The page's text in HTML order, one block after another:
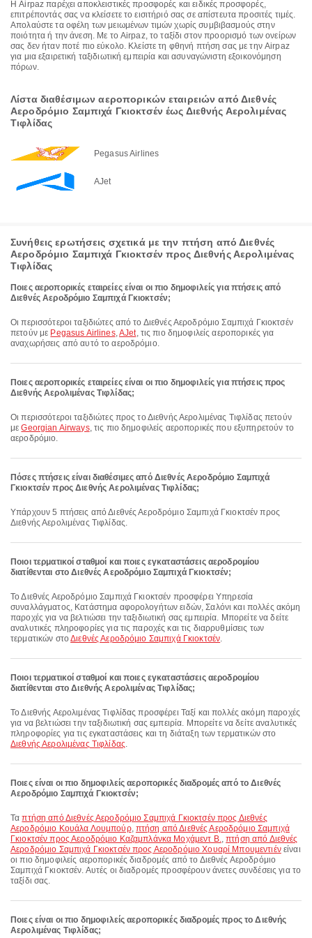
Η Airpaz παρέχει αποκλειστικές προσφορές και ειδικές προσφορές,
επιτρέποντάς σας να κλείσετε το εισιτήριό σας σε απίστευτα προσιτές τιμές.
Απολαύστε τα οφέλη των μειωμένων τιμών χωρίς συμβιβασμούς στην
ποιότητα ή την άνεση. Με το Airpaz, το ταξίδι στον προορισμό των ονείρων
σας δεν ήταν ποτέ πιο εύκολο. Κλείστε τη φθηνή πτήση σας με την Airpaz
για μια εξαιρετική ταξιδιωτική εμπειρία και ασυναγώνιστη εξοικονόμηση
πόρων.
Λίστα διαθέσιμων αεροπορικών εταιρειών από Διεθνές
Αεροδρόμιο Σαμπιχά Γκιοκτσέν έως Διεθνής Αερολιμένας
Τιφλίδας
Pegasus Airlines
AJet
Συνήθεις ερωτήσεις σχετικά με την πτήση από Διεθνές
Αεροδρόμιο Σαμπιχά Γκιοκτσέν προς Διεθνής Αερολιμένας
Τιφλίδας
Ποιες αεροπορικές εταιρείες είναι οι πιο δημοφιλείς για πτήσεις από
Διεθνές Αεροδρόμιο Σαμπιχά Γκιοκτσέν;
Οι περισσότεροι ταξιδιώτες από το Διεθνές Αεροδρόμιο Σαμπιχά Γκιοκτσέν
πετούν με Pegasus Airlines,AJet, τις πιο δημοφιλείς αεροπορικές για
αναχωρήσεις από αυτό το αεροδρόμιο.
Ποιες αεροπορικές εταιρείες είναι οι πιο δημοφιλείς για πτήσεις προς
Διεθνής Αερολιμένας Τιφλίδας;
Οι περισσότεροι ταξιδιώτες προς το Διεθνής Αερολιμένας Τιφλίδας πετούν
μεGeorgian Airways, τις πιο δημοφιλείς αεροπορικές που εξυπηρετούν το
αεροδρόμιο.
Πόσες πτήσεις είναι διαθέσιμες από Διεθνές Αεροδρόμιο Σαμπιχά
Γκιοκτσέν προς Διεθνής Αερολιμένας Τιφλίδας;
Υπάρχουν 5 πτήσεις από Διεθνές Αεροδρόμιο Σαμπιχά Γκιοκτσέν προς
Διεθνής Αερολιμένας Τιφλίδας.
Ποιοι τερματικοί σταθμοί και ποιες εγκαταστάσεις αεροδρομίου
διατίθενται στο Διεθνές Αεροδρόμιο Σαμπιχά Γκιοκτσέν;
Το Διεθνές Αεροδρόμιο Σαμπιχά Γκιοκτσέν προσφέρει Υπηρεσία
συναλλάγματος, Κατάστημα αφορολογήτων ειδών, Σαλόνι και πολλές ακόμη
παροχές για να βελτιώσει την ταξιδιωτική σας εμπειρία. Μπορείτε να δείτε
αναλυτικές πληροφορίες για τις παροχές και τις διαρρυθμίσεις των
τερματικών στοΔιεθνές Αεροδρόμιο Σαμπιχά Γκιοκτσέν.
Ποιοι τερματικοί σταθμοί και ποιες εγκαταστάσεις αεροδρομίου
διατίθενται στο Διεθνής Αερολιμένας Τιφλίδας;
Το Διεθνής Αερολιμένας Τιφλίδας προσφέρει Ταξί και πολλές ακόμη παροχές
για να βελτιώσει την ταξιδιωτική σας εμπειρία. Μπορείτε να δείτε αναλυτικές
πληροφορίες για τις εγκαταστάσεις και τη διάταξη των τερματικών στο
Διεθνής Αερολιμένας Τιφλίδας.
Ποιες είναι οι πιο δημοφιλείς αεροπορικές διαδρομές από το Διεθνές
Αεροδρόμιο Σαμπιχά Γκιοκτσέν;
Ταπτήση από Διεθνές Αεροδρόμιο Σαμπιχά Γκιοκτσέν προς Διεθνές
Αεροδρόμιο Κουάλα Λουμπούρ, πτήση από Διεθνές Αεροδρόμιο Σαμπιχά
Γκιοκτσέν προς Αεροδρόμιο Καζαμπλάνκα Μοχάμεντ Β.,πτήση από Διεθνές
Αεροδρόμιο Σαμπιχά Γκιοκτσέν προς Αεροδρόμιο Χουαρί Μπουμεντιένείναι
οι πιο δημοφιλείς αεροπορικές διαδρομές από το Διεθνές Αεροδρόμιο
Σαμπιχά Γκιοκτσέν. Αυτές οι διαδρομές προσφέρουν άνετες συνδέσεις για το
ταξίδι σας.
Ποιες είναι οι πιο δημοφιλείς αεροπορικές διαδρομές προς το Διεθνής
Αερολιμένας Τιφλίδας;